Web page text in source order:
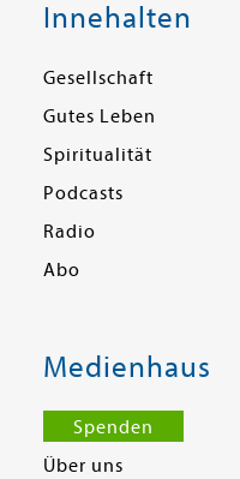
Innehalten
Gesellschaft
Gutes Leben
Spiritualität
Podcasts
Radio
Abo
Medienhaus
Spenden
Über uns